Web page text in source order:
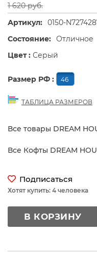
1 620 руб.
Артикул: 0150-
Состояние: Отличное
Цвет : Серый
Размер РФ : 46
ТАБЛИЦА РАЗМЕРОВ
Все товары DREAM
Все Кофты DREAM
Подписаться
Хотят купить: 4 человека
В КОРЗИНУ